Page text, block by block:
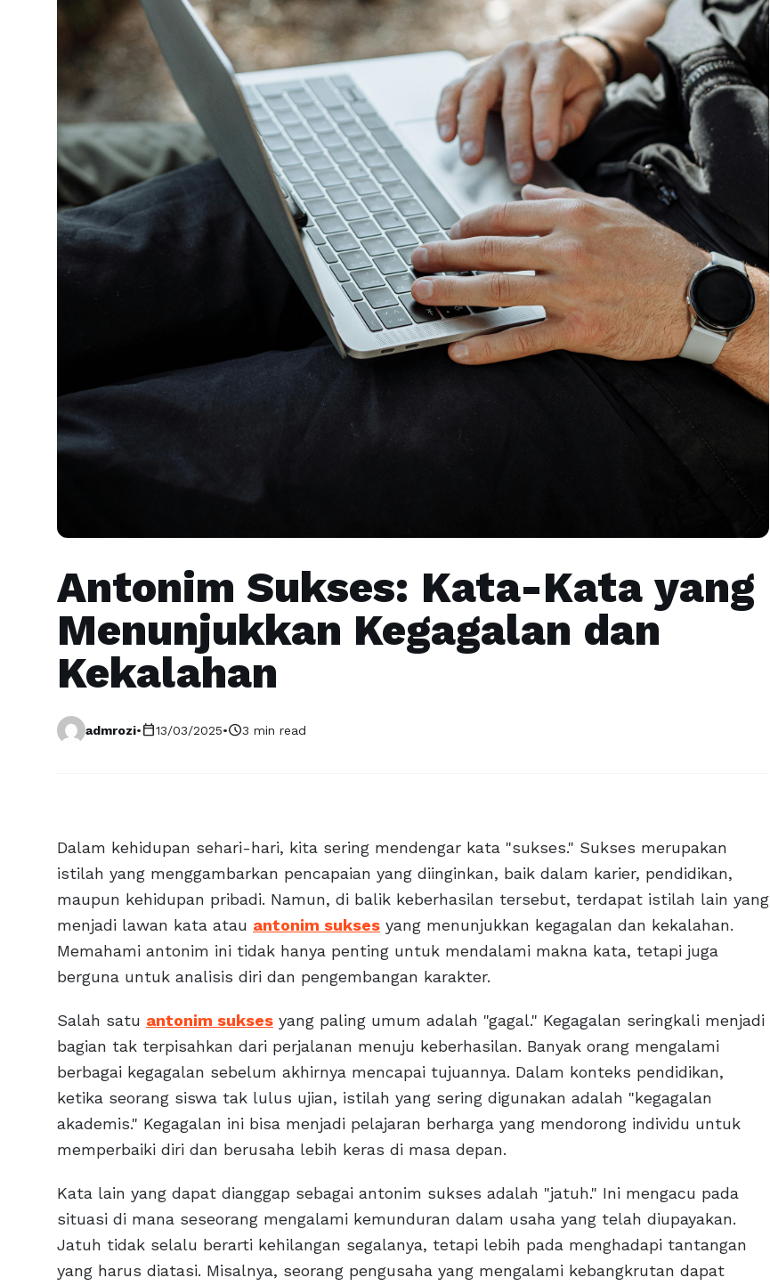
Antonim Sukses: Kata-Kata yang
Menunjukkan Kegagalan dan
Kekalahan
admrozi•calendar_today13/03/2025•schedule3 min read
Dalam kehidupan sehari-hari, kita sering mendengar kata "sukses." Sukses merupakan
istilah yang menggambarkan pencapaian yang diinginkan, baik dalam karier, pendidikan,
maupun kehidupan pribadi. Namun, di balik keberhasilan tersebut, terdapat istilah lain yang
menjadi lawan kata atau antonim sukses yang menunjukkan kegagalan dan kekalahan.
Memahami antonim ini tidak hanya penting untuk mendalami makna kata, tetapi juga
berguna untuk analisis diri dan pengembangan karakter.
Salah satu antonim sukses yang paling umum adalah "gagal." Kegagalan seringkali menjadi
bagian tak terpisahkan dari perjalanan menuju keberhasilan. Banyak orang mengalami
berbagai kegagalan sebelum akhirnya mencapai tujuannya. Dalam konteks pendidikan,
ketika seorang siswa tak lulus ujian, istilah yang sering digunakan adalah "kegagalan
akademis." Kegagalan ini bisa menjadi pelajaran berharga yang mendorong individu untuk
memperbaiki diri dan berusaha lebih keras di masa depan.
Kata lain yang dapat dianggap sebagai antonim sukses adalah "jatuh." Ini mengacu pada
situasi di mana seseorang mengalami kemunduran dalam usaha yang telah diupayakan.
Jatuh tidak selalu berarti kehilangan segalanya, tetapi lebih pada menghadapi tantangan
yang harus diatasi. Misalnya, seorang pengusaha yang mengalami kebangkrutan dapat